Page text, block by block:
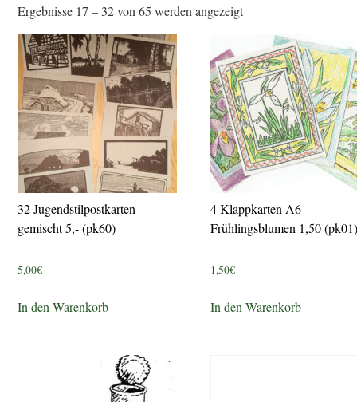
Ergebnisse 17 – 32 von 65 werden angezeigt
32 Jugendstilpostkarten
gemischt 5,- (pk60)
5,00€
In den Warenkorb
4 Klappkarten A6
Frühlingsblumen 1,50 (pk01)
1,50€
In den Warenkorb